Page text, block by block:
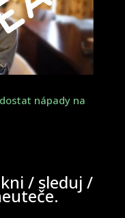
nápady na
/ sleduj /